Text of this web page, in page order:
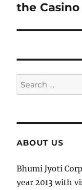
post:
the
Search
for:
ABOUT US
Bhumi Jyoti
year 2013 with